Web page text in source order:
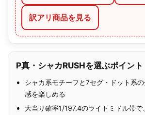
訳アリ商品を見る
P真・シャカRUSHを選ぶポイント
シャカ系モチーフと7セグ・ドット系
感を楽しめる
大当り確率1/197.4のライトミドル帯で